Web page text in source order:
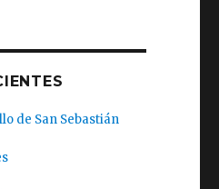
de San Sebastián